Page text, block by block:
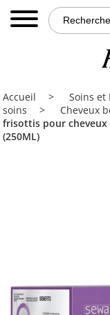
Nos
produits
Accueil Soins et
soins
Cheveux
frisottis pour cheveux
(250ML)